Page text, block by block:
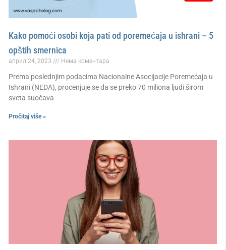
Kako pomoći osobi koja pati od poremećaja u ishrani – 5
opštih smernica
април 24, 2023 Нема коментара
Prema poslednjim podacima Nacionalne Asocijacije Poremećaja u
Ishrani (NEDA), procenjuje se da se preko 70 miliona ljudi širom
sveta suočava
Pročitaj više »